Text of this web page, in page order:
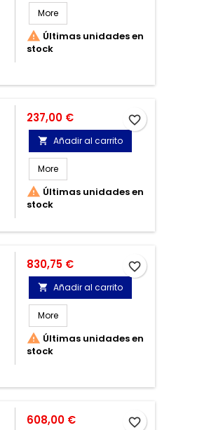
More
 Últimas unidades en
stock
Precio
237,00 €
 Añadir al carrito
More
 Últimas unidades en
stock
favorite_border
Precio
830,75 €
 Añadir al carrito
More
 Últimas unidades en
stock
favorite_border
Precio
608,00 € favorite_border